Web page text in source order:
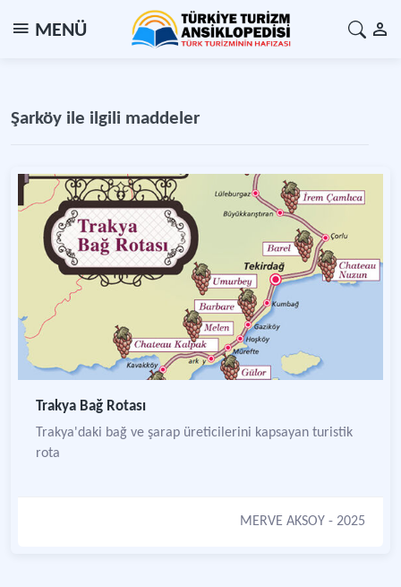
MENÜ
Şarköy ile ilgili maddeler
Trakya Bağ Rotası
Trakya'daki bağ ve şarap üreticilerini kapsayan turistik
rota
MERVE AKSOY - 2025